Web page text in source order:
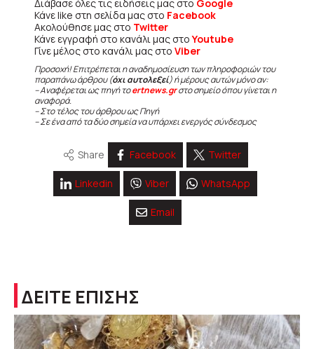
Διάβασε όλες τις ειδήσεις μας στο Google
Κάνε like στη σελίδα μας στο Facebook
Ακολούθησε μας στο Twitter
Κάνε εγγραφή στο κανάλι μας στοYoutube
Γίνε μέλος στο κανάλι μας στο Viber
Προσοχή! Επιτρέπεται η αναδημοσίευση των πληροφοριών του
παραπάνω άρθρου (όχι αυτολεξεί) ή μέρους αυτών μόνο αν:
– Αναφέρεται ως πηγή τοertnews.grστο σημείο όπου γίνεται η
αναφορά.
– Στο τέλος του άρθρου ως Πηγή
– Σε ένα από τα δύο σημεία να υπάρχει ενεργός σύνδεσμος
Share Facebook Twitter
Linkedin Viber WhatsApp
Email
ΔΕΙΤΕ ΕΠΙΣΗΣ